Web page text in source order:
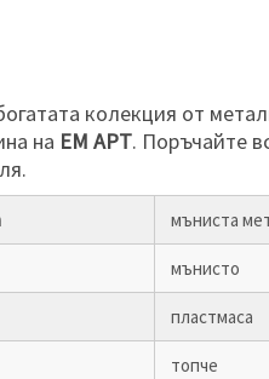
колекция от
на ЕМ АРТ. Поръчайте
мъниста
мънисто
пластмаса
топче